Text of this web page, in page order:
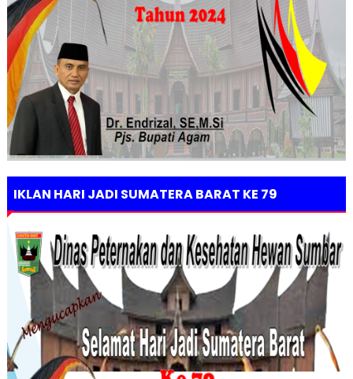
IKLAN HARI JADI SUMATERA BARAT KE 79